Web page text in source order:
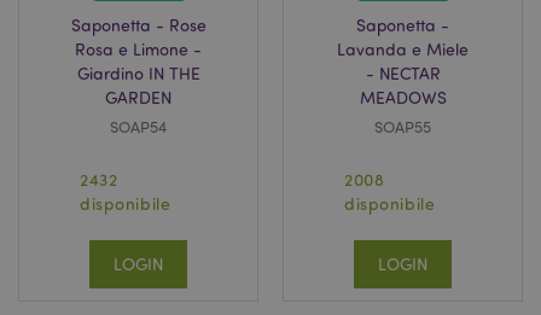
Saponetta - Rose
Rosa e Limone -
Giardino IN THE
GARDEN
SOAP54
2432
disponibile
LOGIN
Saponetta -
Lavanda e Miele
- NECTAR
MEADOWS
SOAP55
2008
disponibile
LOGIN
recently_viewed_product_previous
Adobe Inc.
www.puckator.it
mage-cache-storage-section-
invalidation
Adobe Inc.
www.puckator.it